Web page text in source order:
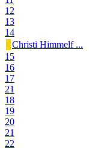
12
13
14
Christi Himmelf ...
15
16
17
21
18
19
20
21
22